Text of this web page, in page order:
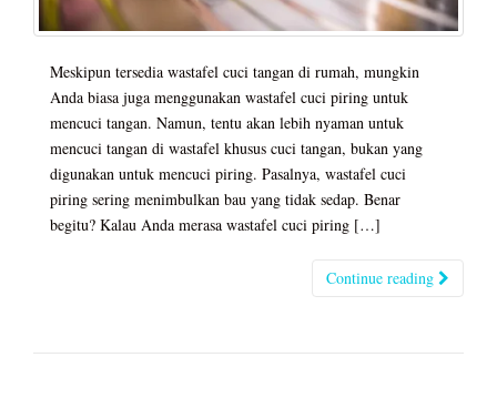
Meskipun tersedia wastafel cuci tangan di rumah, mungkin
Anda biasa juga menggunakan wastafel cuci piring untuk
mencuci tangan. Namun, tentu akan lebih nyaman untuk
mencuci tangan di wastafel khusus cuci tangan, bukan yang
digunakan untuk mencuci piring. Pasalnya, wastafel cuci
piring sering menimbulkan bau yang tidak sedap. Benar
begitu? Kalau Anda merasa wastafel cuci piring […]
Continue reading